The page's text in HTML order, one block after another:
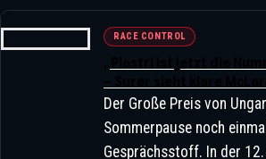
RACE CONTROL
Der Große Preis von
Sommerpause noch
Gesprächsstoff. In der